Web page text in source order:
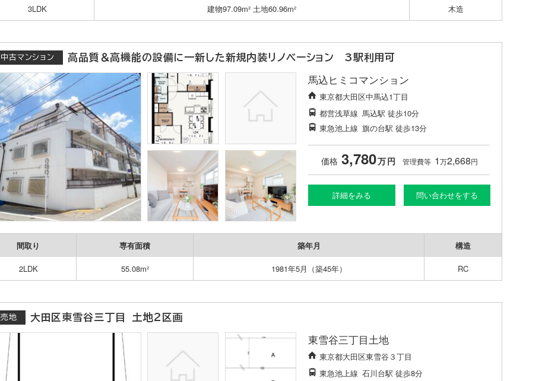
3LDK 建物97.09m² 土地60.96m² 木造
中古マンション 高品質＆高機能の設備に一新した新規内装リノベーション 3駅利用可
馬込ヒミコマンション
東京都大田区中馬込1丁目
都営浅草線 馬込駅 徒歩10分
東急池上線 旗の台駅 徒歩13分
価格 3,780万円 管理費等 1万2,668円
詳細をみる 問い合わせをする
間取り 専有面積 築年月 構造
2LDK 55.08m² 1981年5月（築45年） RC
売地 大田区東雪谷三丁目 土地２区画
東雪谷三丁目土地
東京都大田区東雪谷３丁目
東急池上線 石川台駅 徒歩8分